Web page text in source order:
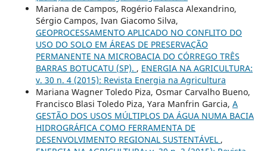
Mariana de Campos, Rogério Falasca Alexandrino,
Sérgio Campos, Ivan Giacomo Silva,
GEOPROCESSAMENTO APLICADO NO CONFLITO DO
USO DO SOLO EM ÁREAS DE PRESERVAÇÃO
PERMANENTE NA MICROBACIA DO CÓRREGO TRÊS
BARRAS BOTUCATU (SP). , ENERGIA NA AGRICULTURA:
v. 30 n. 4 (2015): Revista Energia na Agricultura
Mariana Wagner Toledo Piza, Osmar Carvalho Bueno,
Francisco Blasi Toledo Piza, Yara Manfrin Garcia, A
GESTÃO DOS USOS MÚLTIPLOS DA ÁGUA NUMA BACIA
HIDROGRÁFICA COMO FERRAMENTA DE
DESENVOLVIMENTO REGIONAL SUSTENTÁVEL ,